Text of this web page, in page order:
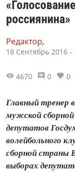
россиянина»
Редактор,
18 Сентябрь 2016 -
4670 0 0
Главный тренер
мужской сборной
депутатов
волейбольного
сборной страны
выборах